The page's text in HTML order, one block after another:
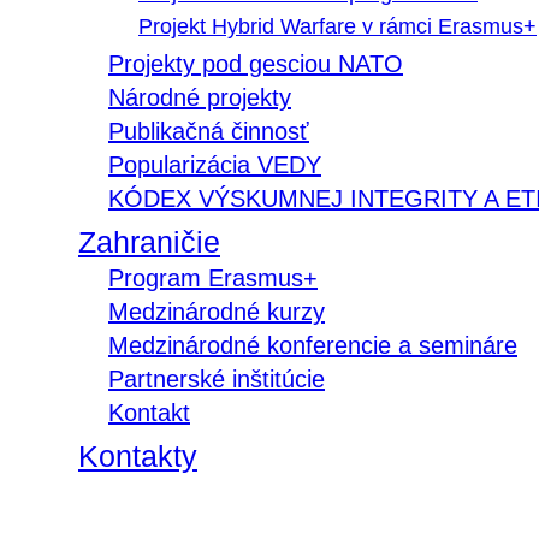
Projekt Hybrid Warfare v rámci Erasmus+
Projekty pod gesciou NATO
Národné projekty
Publikačná činnosť
Popularizácia VEDY
KÓDEX VÝSKUMNEJ INTEGRITY A
Zahraničie
Program Erasmus+
Medzinárodné kurzy
Medzinárodné konferencie a semináre
Partnerské inštitúcie
Kontakt
Kontakty